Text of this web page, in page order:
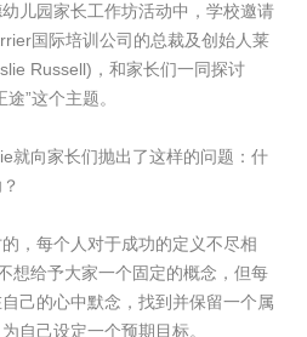
儿园家长工作坊活动中，学校邀请
国际培训公司的总裁及创始人莱
Russell)，和家长们一同探讨
”这个主题。
就向家长们抛出了这样的问题：什
，每个人对于成功的定义不尽相
想给予大家一个固定的概念，但每
己的心中默念，找到并保留一个属
自己设定一个预期目标。